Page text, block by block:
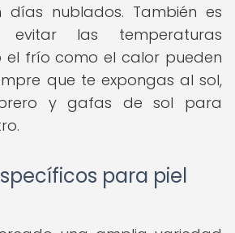
días nublados. También es
evitar las temperaturas
el frío como el calor pueden
que te expongas al sol,
y gafas de sol para
para piel